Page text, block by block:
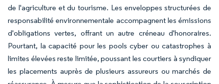
de l'agriculture et du tourisme. Les enveloppes structurées de
responsabilité environnementale accompagnent les émissions
d'obligations vertes, offrant un autre créneau d'honoraires.
Pourtant, la capacité pour les pools cyber ou catastrophes à
limites élevées reste limitée, poussant les courtiers à syndiquer
les placements auprès de plusieurs assureurs ou marchés de